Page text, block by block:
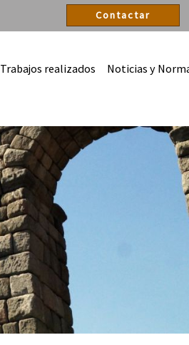
Contactar
Trabajos realizados Noticias y